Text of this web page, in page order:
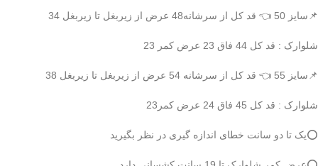
📌سایز 50 👈 قد کل از سرشانه48 عرض از زیربغل تا زیربغل 34
شلوارک : قد کل 44 فاق 23 عرض کمر 23
📌سایز 55 👈 قد کل از سرشانه 54 عرض از زیربغل تا زیربغل 38
شلوارک : قد کل 45 فاق 24 عرض کمر23
⭕️یک تا دو سانت خطای اندازه گیری در نظر بگیرید